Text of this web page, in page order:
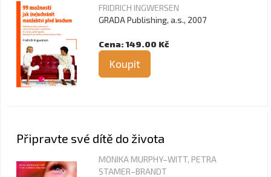
FRIDRICH INGWERSEN
GRADA Publishing, a.s., 2007
Cena: 149.00 Kč
Koupit
Připravte své dítě do života
MONIKA MURPHY–WITT, PETRA
STAMER–BRANDT